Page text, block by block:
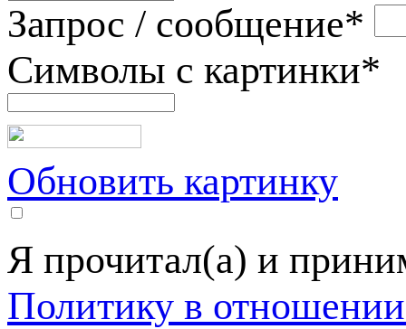
Запрос / сообщение*
Символы с картинки*
Обновить картинку
Я прочитал(а) и
Политику в